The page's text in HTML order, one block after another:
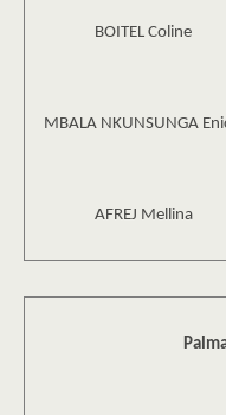
BOITEL Coline
MBALA NKUNSUNGA
AFREJ Mellina